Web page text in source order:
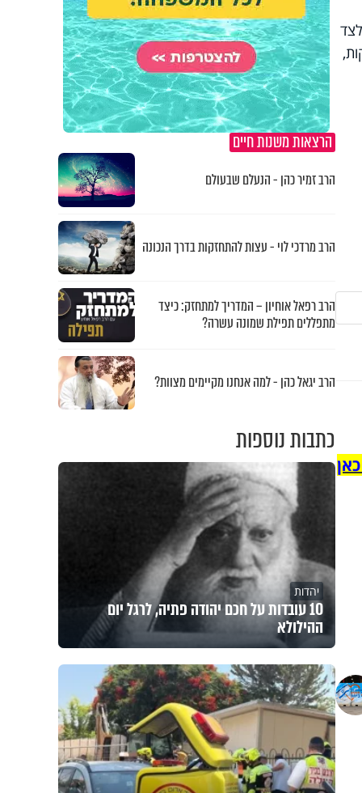
הרצאות משנות חיים
הרב זמיר כהן - הנעלם שבעולם
הרב מרדכי לוי - עצות להתחזקות בדרך הנכונה
הרב רפאל אוחיון – המדריך למתחזק: כיצד
מתפללים תפילת שמונה עשרה?
הרב יגאל כהן - למה אנחנו מקיימים מצוות?
כתבות נוספות
יהדות
10 עובדות על חכם יהודה פתיה, לרגל יום
ההילולא